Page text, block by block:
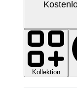
Kollektion